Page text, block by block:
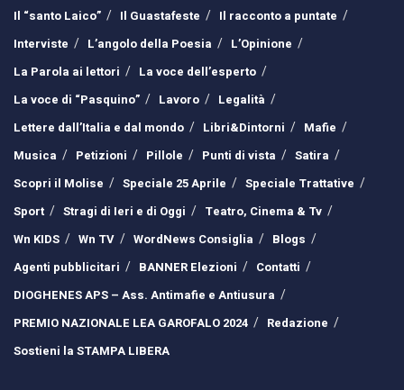
Il “santo Laico”
Il Guastafeste
Il racconto a puntate
Interviste
L’angolo della Poesia
L’Opinione
La Parola ai lettori
La voce dell’esperto
La voce di “Pasquino”
Lavoro
Legalità
Lettere dall’Italia e dal mondo
Libri&Dintorni
Mafie
Musica
Petizioni Pillole Punti di vista
Satira
Scopri il Molise
Speciale 25 Aprile
Speciale Trattative
Sport
Stragi di Ieri e di Oggi
Teatro, Cinema & Tv
Wn KIDS
Wn TV WordNews Consiglia
Blogs
Agenti pubblicitari
BANNER Elezioni
Contatti
DIOGHENES APS – Ass. Antimafie e Antiusura
PREMIO NAZIONALE LEA GAROFALO 2024
Redazione
Sostieni la STAMPA LIBERA